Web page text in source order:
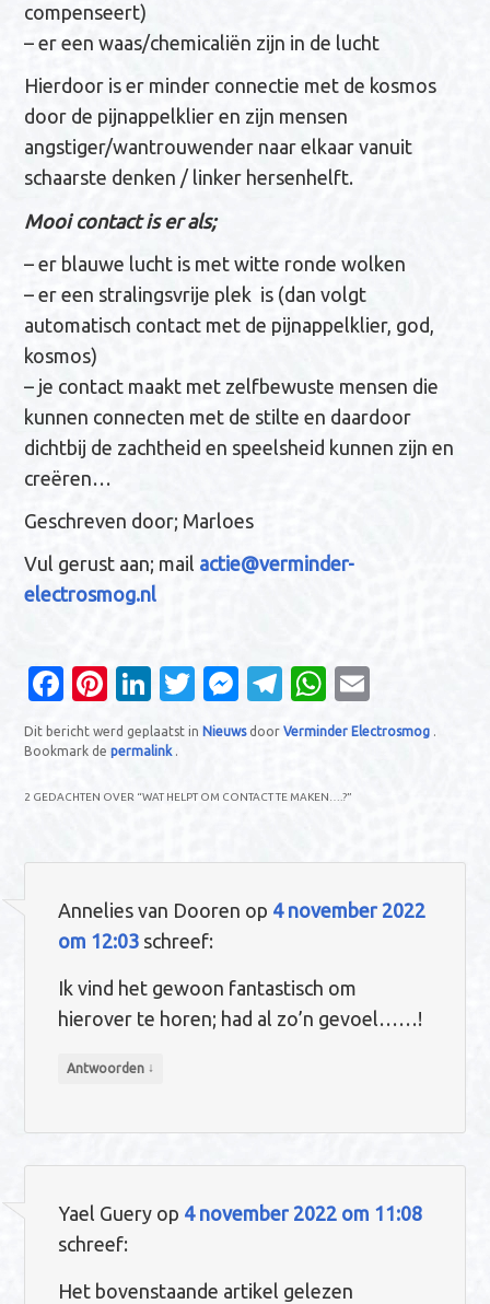
compenseert)
– er een waas/chemicaliën zijn in de lucht
Hierdoor is er minder connectie met de kosmos
door de pijnappelklier en zijn mensen
angstiger/wantrouwender naar elkaar vanuit
schaarste denken / linker hersenhelft.
Mooi contact is er als;
– er blauwe lucht is met witte ronde wolken
– er een stralingsvrije plek is (dan volgt
automatisch contact met de pijnappelklier, god,
kosmos)
– je contact maakt met zelfbewuste mensen die
kunnen connecten met de stilte en daardoor
dichtbij de zachtheid en speelsheid kunnen zijn en
creëren…
Geschreven door; Marloes
Vul gerust aan; mail actie@verminder-
electrosmog.nl
Fa
c
e
b
o
k
Pi
nt
er
es
Li
n
k
e
n
T
w
te
M
es
n
er
T
el
gr
m
W
h
s
p
m
Dit bericht werd geplaatst in NieuwsdoorVerminder Electrosmog .
Bookmark depermalink .
2 GEDACHTEN OVER “WAT HELPT OM CONTACT TE MAKEN….?”
Annelies van Dooren op 4 november 2022
om 12:03 schreef:
Ik vind het gewoon fantastisch om
hierover te horen; had al zo’n gevoel……!
Antwoorden ↓
Yael Gueryop 4 november 2022 om 11:08
schreef:
Het bovenstaande artikel gelezen